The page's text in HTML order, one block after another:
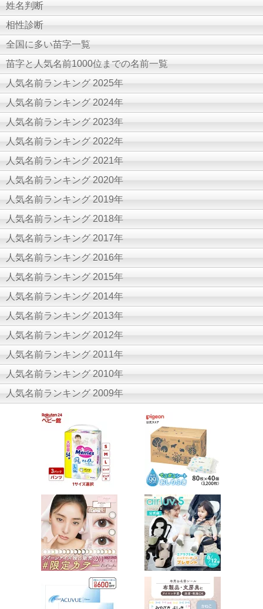
姓名判断
相性診断
全国に多い苗字一覧
苗字と人気名前1000位までの名前一覧
人気名前ランキング 2025年
人気名前ランキング 2024年
人気名前ランキング 2023年
人気名前ランキング 2022年
人気名前ランキング 2021年
人気名前ランキング 2020年
人気名前ランキング 2019年
人気名前ランキング 2018年
人気名前ランキング 2017年
人気名前ランキング 2016年
人気名前ランキング 2015年
人気名前ランキング 2014年
人気名前ランキング 2013年
人気名前ランキング 2012年
人気名前ランキング 2011年
人気名前ランキング 2010年
人気名前ランキング 2009年